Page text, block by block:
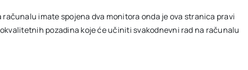
računalu imate spojena dva monitora onda je ova stranica pravi
pozadina koje će učiniti svakodnevni rad na računalu